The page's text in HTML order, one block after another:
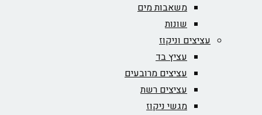
משאבות מים
שונות
עציצים וניקוז
עציץ בד
עציצים מרובעים
עציצים רשת
מגשי ניקוז